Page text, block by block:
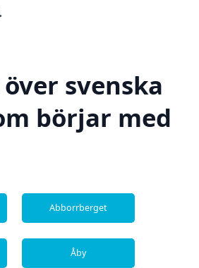
svenska
börjar med
Abborrberget
Åby